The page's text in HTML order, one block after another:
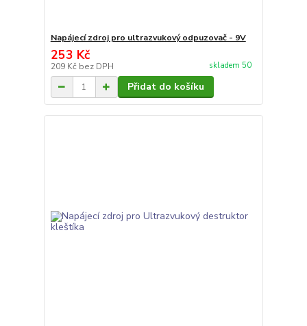
Napájecí zdroj pro ultrazvukový odpuzovač - 9V
253 Kč
209 Kč bez DPH skladem 50
Přidat do košíku